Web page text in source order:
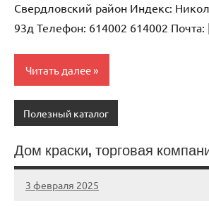
Свердловский район Индекс:
93д Телефон: 614002 614002
Читать далее
Полезный каталог
Дом краски, торговая
3 февраля 2025
Anisa
Нет